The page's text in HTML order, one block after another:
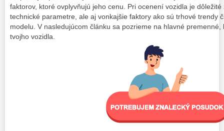
faktorov, ktoré ovplyvňujú jeho cenu. Pri ocenení vozidla je
technické parametre, ale aj vonkajšie faktory ako sú trhové trendy
modelu. V nasledujúcom článku sa pozrieme na hlavné
tvojho vozidla.